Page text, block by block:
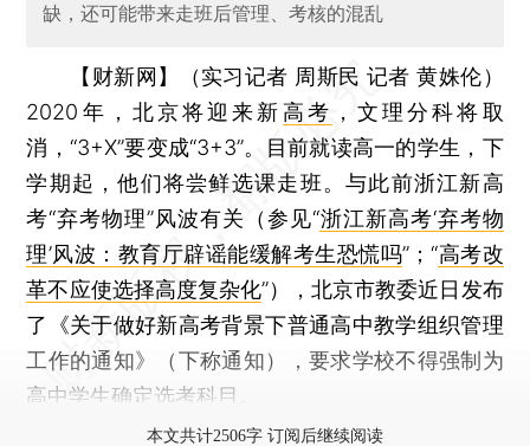
缺，还可能带来走班后管理、考核的混乱
【财新网】（实习记者 周斯民 记者 黄姝伦）
2020年，北京将迎来新高考 ，文理分科将取
消，“3+X”要变成“3+3”。目前就读高一的学生，下
学期起，他们将尝鲜选课走班。与此前浙江新高
考“弃考物理”风波有关（参见“浙江新高考‘弃考物
理’风波：教育厅辟谣能缓解考生恐慌吗”；“高考改
革不应使选择高度复杂化”），北京市教委近日发布
了《关于做好新高考背景下普通高中教学组织管理
工作的通知》（下称通知），要求学校不得强制为
高中学生确定选考科目。
本文共计2506字 订阅后继续阅读